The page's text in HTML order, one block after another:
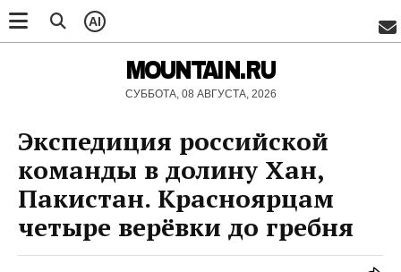
AI
MOUNTAIN.RU
СУББОТА, 08 АВГУСТА, 2026
Экспедиция российской
команды в долину Хан,
Пакистан. Красноярцам
четыре верёвки до гребня